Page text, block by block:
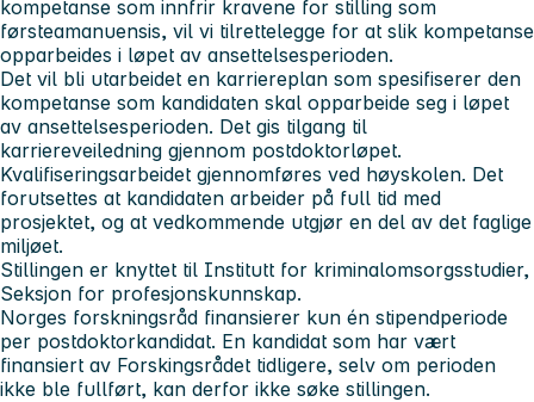
kompetanse som innfrir kravene for stilling som
førsteamanuensis, vil vi tilrettelegge for at slik kompetanse
opparbeides i løpet av ansettelsesperioden.
Det vil bli utarbeidet en karriereplan som spesifiserer den
kompetanse som kandidaten skal opparbeide seg i løpet
av ansettelsesperioden. Det gis tilgang til
karriereveiledning gjennom postdoktorløpet.
Kvalifiseringsarbeidet gjennomføres ved høyskolen. Det
forutsettes at kandidaten arbeider på full tid med
prosjektet, og at vedkommende utgjør en del av det faglige
miljøet.
Stillingen er knyttet til Institutt for kriminalomsorgsstudier,
Seksjon for profesjonskunnskap.
Norges forskningsråd finansierer kun én stipendperiode
per postdoktorkandidat. En kandidat som har vært
finansiert av Forskingsrådet tidligere, selv om perioden
ikke ble fullført, kan derfor ikke søke stillingen.